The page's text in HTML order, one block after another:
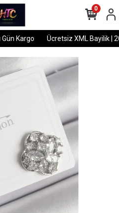
Kargo Ücretsiz XML Bayilik |
0